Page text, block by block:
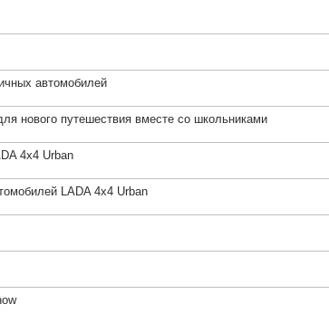
автомобилей
нового путешествия вместе со школьниками
4x4 Urban
LADA 4x4 Urban